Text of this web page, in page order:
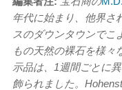
年代に始まり、他界さ
スのダウンタウンでこ
もの天然の裸石を様々
示品は、1週間ごとに
飾られました。